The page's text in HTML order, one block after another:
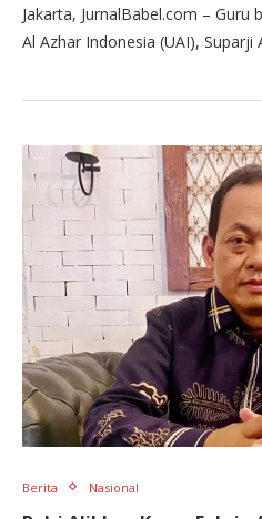
Jakarta, JurnalBabel.com – Guru
Al Azhar Indonesia (UAI), Suparji
Berita Nasional